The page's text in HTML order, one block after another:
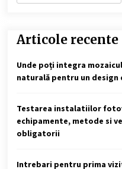
2 ani ago
Articole recente
Unde poți integra
naturală pentru un
Testarea instalatiilor
echipamente, metode si
obligatorii
Intrebari pentru prima